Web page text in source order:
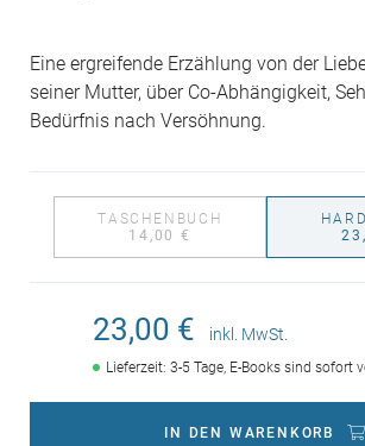
Eine ergreifende Erzählung von der
seiner Mutter, über Co-Abhängigkeit,
Bedürfnis nach Versöhnung.
TASCHENBUCH
14,00 €
23,00 € inkl. MwSt.
Lieferzeit: 3-5 Tage, E-Books sind sofort
IN DEN WARENKORB